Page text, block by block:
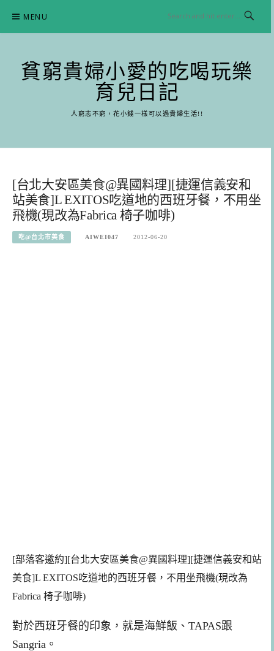
content
MENU
貧窮貴婦小愛的吃喝玩樂
育兒日記
人窮志不窮，花小錢一樣可以過貴婦生活!!
[台北大安區美食@異國料理][捷運信義安和
站美食]L EXITOS吃道地的西班牙餐，不用坐
飛機(現改為Fabrica 椅子咖啡)
吃@台北市美食 AIWEI047 2012-06-20
[部落客邀約][台北大安區美食@異國料理][捷運信義安和站
美食]L EXITOS吃道地的西班牙餐，不用坐飛機(現改為
Fabrica 椅子咖啡)
對於西班牙餐的印象，就是海鮮飯、TAPAS跟
Sangria。